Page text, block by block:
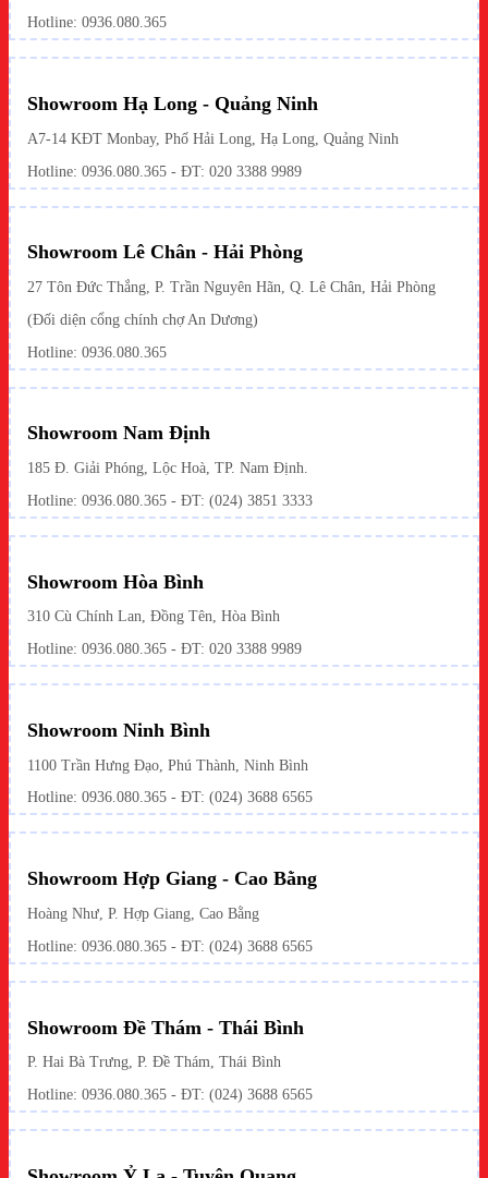
Hotline: 0936.080.365
Showroom Hạ Long - Quảng Ninh
A7-14 KĐT Monbay, Phố Hải Long, Hạ Long, Quảng Ninh
Hotline: 0936.080.365 - ĐT: 020 3388 9989
Showroom Lê Chân - Hải Phòng
27 Tôn Đức Thắng, P. Trần Nguyên Hãn, Q. Lê Chân, Hải Phòng
(Đối diện cổng chính chợ An Dương)
Hotline: 0936.080.365
Showroom Nam Định
185 Đ. Giải Phóng, Lộc Hoà, TP. Nam Định.
Hotline: 0936.080.365 - ĐT: (024) 3851 3333
Showroom Hòa Bình
310 Cù Chính Lan, Đồng Tên, Hòa Bình
Hotline: 0936.080.365 - ĐT: 020 3388 9989
Showroom Ninh Bình
1100 Trần Hưng Đạo, Phú Thành, Ninh Bình
Hotline: 0936.080.365 - ĐT: (024) 3688 6565
Showroom Hợp Giang - Cao Bằng
Hoàng Như, P. Hợp Giang, Cao Bằng
Hotline: 0936.080.365 - ĐT: (024) 3688 6565
Showroom Đề Thám - Thái Bình
P. Hai Bà Trưng, P. Đề Thám, Thái Bình
Hotline: 0936.080.365 - ĐT: (024) 3688 6565